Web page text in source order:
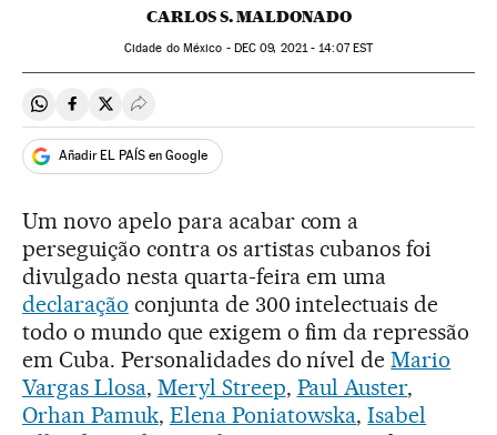
CARLOS S. MALDONADO
Cidade do México - DEC 09, 2021 - 14:07EST
Compartir en Whatsapp
Compartir en Facebook
Compartir en Twitter
Desplegar Redes Sociales
Añadir EL PAÍS en Google
Um novo apelo para acabar com a
perseguição contra os artistas cubanos foi
divulgado nesta quarta-feira em uma
declaração conjunta de 300 intelectuais de
todo o mundo que exigem o fim da repressão
em Cuba. Personalidades do nível deMario
Vargas Llosa, Meryl Streep, Paul Auster,
Orhan Pamuk, Elena Poniatowska,Isabel